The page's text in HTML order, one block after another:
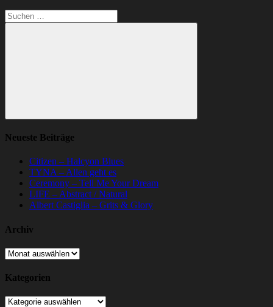
Suchen
nach:
Suchen
Neueste Beiträge
Citizen – Halcyon Blues
TYNA – Allen geht es
Ceremony – Tell Me Your Dream
LIFE – Abstract / Natural
Albert Castiglia – Grits & Glory
Archiv
Archiv
Kategorien
Kategorien